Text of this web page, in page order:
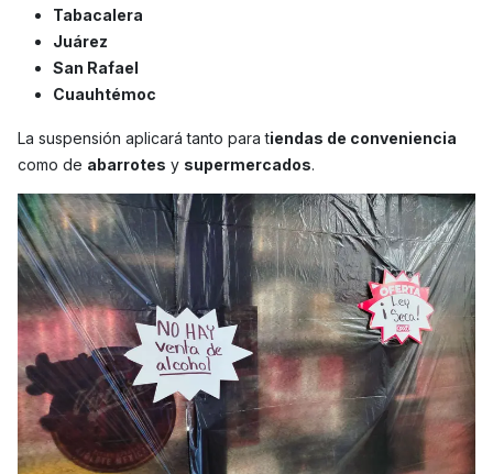
Tabacalera
Juárez
San Rafael
Cuauhtémoc
La suspensión aplicará tanto para tiendas de conveniencia
como de abarrotes y supermercados.